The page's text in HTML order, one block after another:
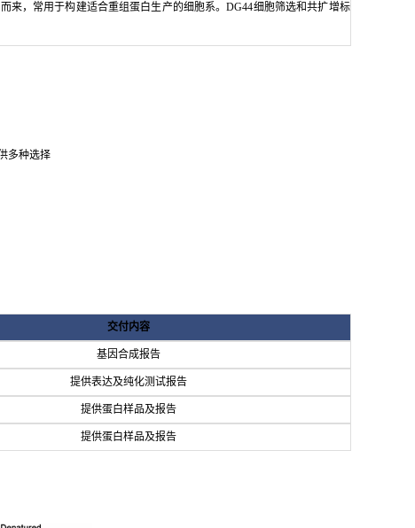
来，常用于构建适合重组蛋白生产的细胞系。DG44细胞筛选和共扩增标
多种选择
交付内容
基因合成报告
提供表达及纯化测试报告
提供蛋白样品及报告
提供蛋白样品及报告